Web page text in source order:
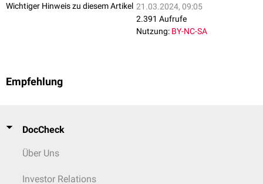
Wichtiger Hinweis zu diesem Artikel 21.03.2024, 09:05
2.391 Aufrufe
Nutzung: BY-NC-SA
Empfehlung
DocCheck
Über Uns
Investor Relations